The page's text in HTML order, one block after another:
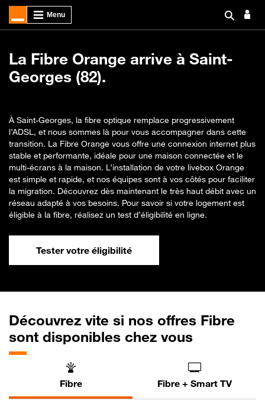
La Fibre Orange arrive à Saint-
Georges (82).
À Saint-Georges, la fibre optique remplace progressivement
l’ADSL, et nous sommes là pour vous accompagner dans cette
transition. La Fibre Orange vous offre une connexion internet plus
stable et performante, idéale pour une maison connectée et le
multi-écrans à la maison. L’installation de votre livebox Orange
est simple et rapide, et nos équipes sont à vos côtés pour faciliter
la migration. Découvrez dès maintenant le très haut débit avec un
réseau adapté à vos besoins. Pour savoir si votre logement est
éligible à la fibre, réalisez un test d’éligibilité en ligne.
Tester votre éligibilité
Découvrez vite si nos offres Fibre
sont disponibles chez vous
Fibre Fibre + Smart TV